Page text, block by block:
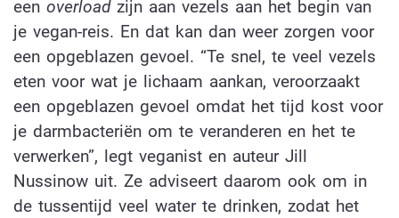
een overloadzijn aan vezels aan het begin van
je vegan-reis. En dat kan dan weer zorgen voor
een opgeblazen gevoel. “Te snel, te veel vezels
eten voor wat je lichaam aankan, veroorzaakt
een opgeblazen gevoel omdat het tijd kost voor
je darmbacteriën om te veranderen en het te
verwerken”, legt veganist en auteur Jill
Nussinow uit. Ze adviseert daarom ook om in
de tussentijd veel water te drinken, zodat het